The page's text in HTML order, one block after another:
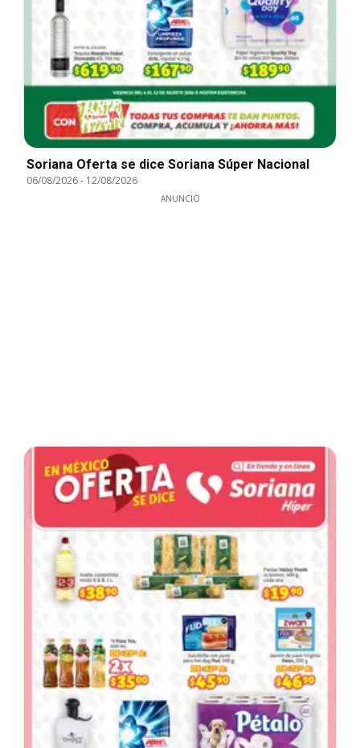
Soriana Oferta se dice Soriana Súper Nacional
06/08/2026- 12/08/2026
ANUNCIO